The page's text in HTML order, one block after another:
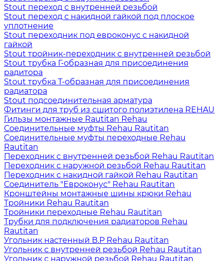
Stout переход с внутренней резьбой
Stout переход с накидной гайкой под плоское
уплотнение
Stout переходник под евроконус с накидной
гайкой
Stout тройник-переходник с внутренней резьбой
Stout трубка Г-образная для присоединения
радитора
Stout трубка T-образная для присоединения
радиатора
Stout подсоединительная арматура
Фитинги для труб из сшитого полиэтилена REHAU
Гильзы монтажные Rautitan Rehau
Соединительные муфты Rehau Rautitan
Соединительные муфты переходные Rehau
Rautitan
Переходник с внутренней резьбой Rehau Rautitan
Переходник с наружной резьбой Rehau Rautitan
Переходник с накидной гайкой Rehau Rautitan
Соединитель "Евроконус" Rehau Rautitan
Кронштейны монтажные шины крюки Rehau
Тройники Rehau Rautitan
Тройники переходные Rehau Rautitan
Трубки для подключения радиаторов Rehau
Rautitan
Угольник настенный В.Р Rehau Rautitan
Угольник с внутренней резьбой Rehau Rautitan
Угольник с наружной резьбой Rehau Rautitan